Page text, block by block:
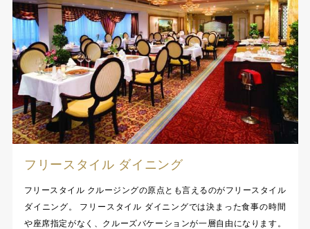
フリースタイル ダイニング
フリースタイル クルージングの原点とも言えるのがフリースタイル
ダイニング。 フリースタイル ダイニングでは決まった食事の時間
や座席指定がなく、クルーズバケーションが一層自由になります。